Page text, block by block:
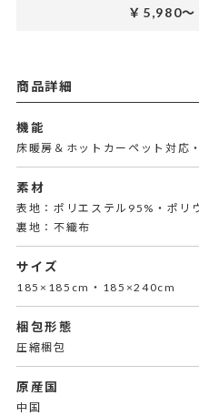
￥5,980～
商品詳細
機能
床暖房＆ホットカーペット対応
素材
表地：ポリエステル95%・ポリ
裏地：不織布
サイズ
185×185cm・185×240cm
梱包形態
圧縮梱包
原産国
中国